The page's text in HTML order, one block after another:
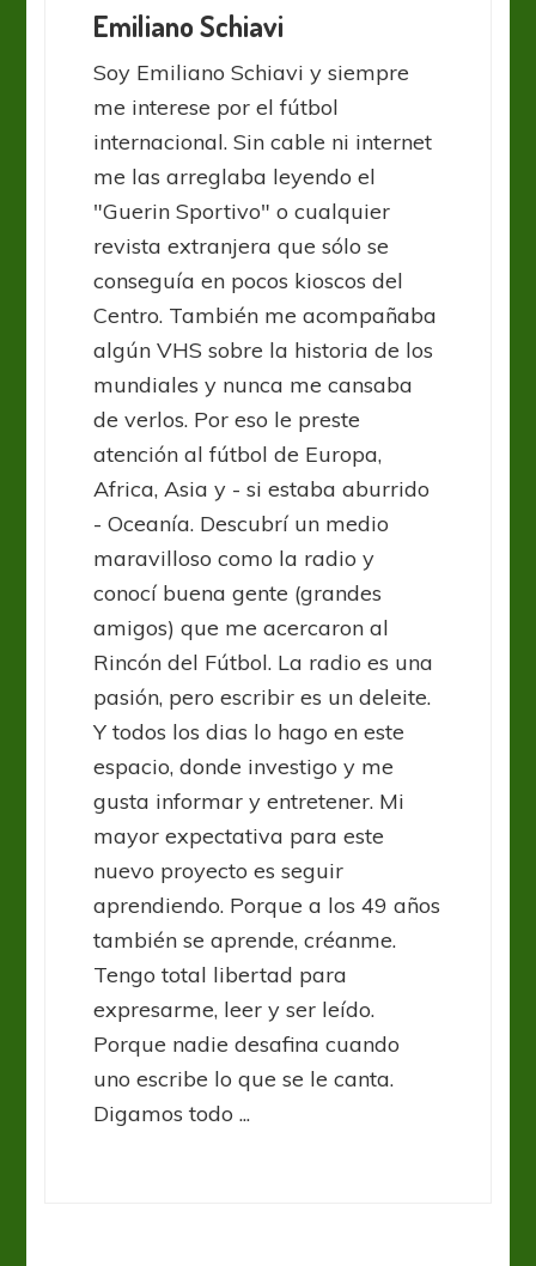
Emiliano Schiavi
Soy Emiliano Schiavi y siempre
me interese por el fútbol
internacional. Sin cable ni internet
me las arreglaba leyendo el
"Guerin Sportivo" o cualquier
revista extranjera que sólo se
conseguía en pocos kioscos del
Centro. También me acompañaba
algún VHS sobre la historia de los
mundiales y nunca me cansaba
de verlos. Por eso le preste
atención al fútbol de Europa,
Africa, Asia y - si estaba aburrido
- Oceanía. Descubrí un medio
maravilloso como la radio y
conocí buena gente (grandes
amigos) que me acercaron al
Rincón del Fútbol. La radio es una
pasión, pero escribir es un deleite.
Y todos los dias lo hago en este
espacio, donde investigo y me
gusta informar y entretener. Mi
mayor expectativa para este
nuevo proyecto es seguir
aprendiendo. Porque a los 49 años
también se aprende, créanme.
Tengo total libertad para
expresarme, leer y ser leído.
Porque nadie desafina cuando
uno escribe lo que se le canta.
Digamos todo ...